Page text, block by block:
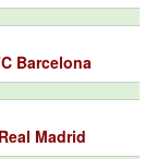
Barcelona
Real Madrid